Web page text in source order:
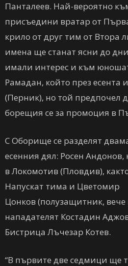
Панталеев. Най-вероятно
присъедини вратар от
крило от друг тим от Втора
имена ще станат ясни до
имали интерес и към
Рамадан, който през есента
(Перник), но той предпочел
борещия се за промоция в
С Оборище се разделят
есенния дял: Росен Андонов,
в Локомотив (Пловдив),
Напускат тима и Цветомир
Цонков (полузащитник,
нападателят Костадин
Бистрица Лъчезар Котев.
“В първите две седмици ще